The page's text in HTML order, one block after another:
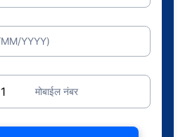
MM/YYYY)
मोबाईल नंबर